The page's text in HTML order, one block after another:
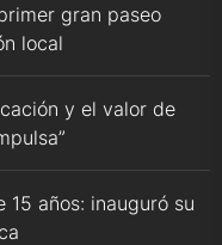
gran paseo
local
y el valor de
años: inauguró su